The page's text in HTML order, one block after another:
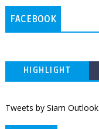
FACEBOOK
HIGHLIGHT
Tweets by Siam Outlook